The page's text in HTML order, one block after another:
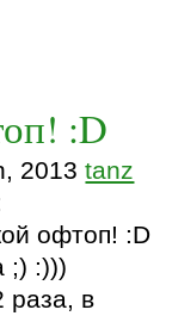
:D
2013tanz
офтоп! :D
;) :)))
раза, в